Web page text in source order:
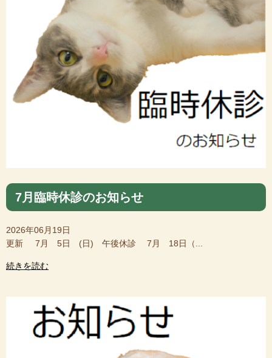
7月臨時休診のお知らせ
2026年06月19日
更新 7月 5日 (日) 午後休診 7月 18日（...
続きを読む